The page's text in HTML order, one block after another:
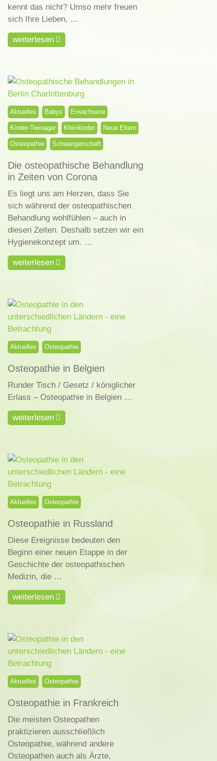
kennt das nicht? Umso mehr freuen
sich Ihre Lieben, …
weiterlesen
Aktuelles Babys Erwachsene
Kinder-Teenager Kleinkinder Neue Eltern
Osteopathie Schwangerschaft
Die osteopathische Behandlung
in Zeiten von Corona
Es liegt uns am Herzen, dass Sie
sich während der osteopathischen
Behandlung wohlfühlen – auch in
diesen Zeiten. Deshalb setzen wir ein
Hygienekonzept um. …
weiterlesen
Aktuelles Osteopathie
Osteopathie in Belgien
Runder Tisch / Gesetz / königlicher
Erlass – Osteopathie in Belgien …
weiterlesen
Aktuelles Osteopathie
Osteopathie in Russland
Diese Ereignisse bedeuten den
Beginn einer neuen Etappe in der
Geschichte der osteopathischen
Medizin, die …
weiterlesen
Aktuelles Osteopathie
Osteopathie in Frankreich
Die meisten Osteopathen
praktizieren ausschließlich
Osteopathie, während andere
Osteopathen auch als Ärzte,